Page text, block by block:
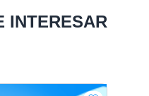
INTERESAR